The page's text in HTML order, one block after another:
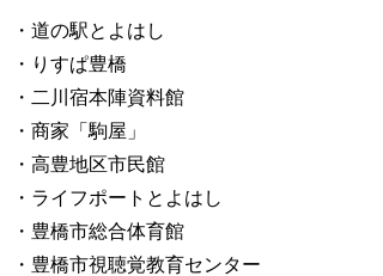
・道の駅とよはし
・りすぱ豊橋
・二川宿本陣資料館
・商家「駒屋」
・高豊地区市民館
・ライフポートとよはし
・豊橋市総合体育館
・豊橋市視聴覚教育センター